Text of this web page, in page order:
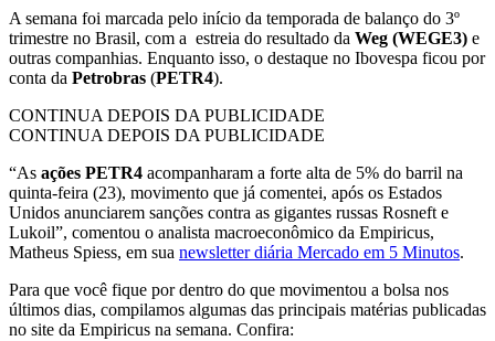
A semana foi marcada pelo início da temporada de balanço do 3º
trimestre no Brasil, com a estreia do resultado da Weg (WEGE3) e
outras companhias. Enquanto isso, o destaque no Ibovespa ficou por
conta da Petrobras (PETR4).
CONTINUA DEPOIS DA PUBLICIDADE
CONTINUA DEPOIS DA PUBLICIDADE
“As ações PETR4 acompanharam a forte alta de 5% do barril na
quinta-feira (23), movimento que já comentei, após os Estados
Unidos anunciarem sanções contra as gigantes russas Rosneft e
Lukoil”, comentou o analista macroeconômico da Empiricus,
Matheus Spiess, em sua newsletter diária Mercado em 5 Minutos.
Para que você fique por dentro do que movimentou a bolsa nos
últimos dias, compilamos algumas das principais matérias publicadas
no site da Empiricus na semana. Confira: